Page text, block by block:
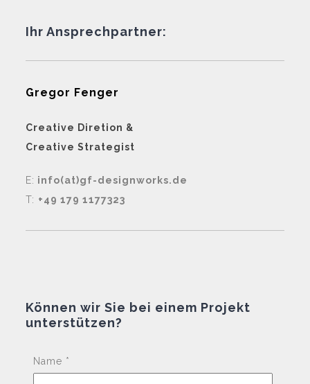
Ihr Ansprechpartner:
Gregor Fenger
Creative Diretion &
Creative Strategist
E: info(at)gf-designworks.de
T: +49 179 1177323
Können wir Sie bei einem Projekt
unterstützen?
Name *